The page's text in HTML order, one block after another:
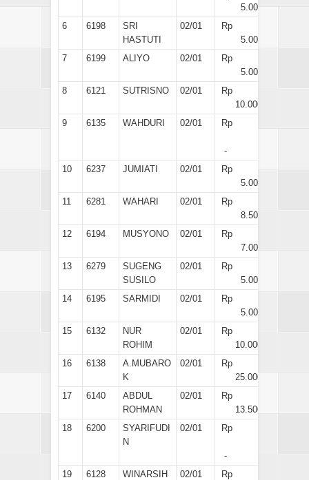
5.000
6
6198
SRI
HASTUTI
02/01
Rp
5.000
7
6199 ALIYO 02/01
Rp
5.000
8
6121 SUTRISNO 02/01
Rp
10.000
9
6135 WAHDURI 02/01 Rp
-
10
6237 JUMIATI 02/01
Rp
5.000
11
6281 WAHARI 02/01
Rp
8.500
12
6194 MUSYONO 02/01
Rp
7.000
13
6279
SUGENG
SUSILO
02/01
Rp
5.000
14
6195 SARMIDI 02/01
Rp
5.000
15
6132
NUR
ROHIM
02/01
Rp
10.000
16
6138
A.MUBARO
K
02/01
Rp
25.000
17
6140
ABDUL
ROHMAN
02/01
Rp
13.500
18
6200
SYARIFUDI
N
02/01 Rp
-
19
6128 WINARSIH 02/01
Rp